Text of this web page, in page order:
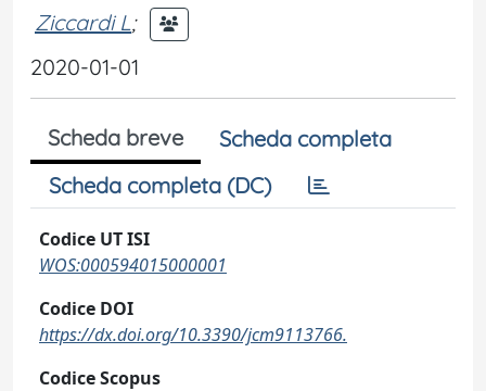
Ziccardi L;
2020-01-01
Scheda breve
Scheda completa
Scheda completa (DC)
Codice UT ISI
WOS:000594015000001
Codice DOI
https://dx.doi.org/10.3390/jcm9113766.
Codice Scopus